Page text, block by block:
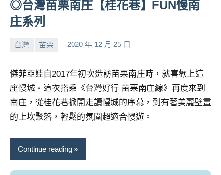
◎台灣苗栗南庄【桂花巷】FUN慢南
庄系列
台灣 苗栗 2020 年 12 月 25 日
小
No
傑菲亞娃自2017年初次造訪苗栗南庄時，就喜歡上這
座慢城。這次搭乘《台灣好行 苗栗南庄線》再度來到
南庄，從桂花巷掀開走讀慢城的序幕，到有著美麗壁畫
的上坎聚落，輕鬆的氛圍超適合慢遊。
Continue reading